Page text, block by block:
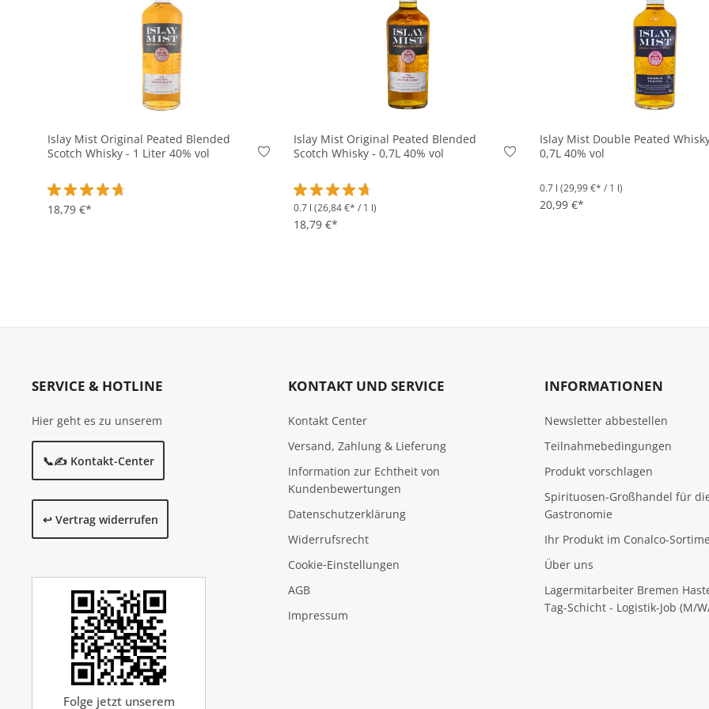
Islay Mist Original Peated Blended
Scotch Whisky - 1 Liter 40% vol
Durchschnittliche Bewertung von 4.8 von 5 Sternen
18,79 €*
In den Korb
Islay Mist Original Peated Blended
Scotch Whisky - 0,7L 40% vol
Durchschnittliche Bewertung von 4.8 von 5 Sternen
0.7 l (26,84 €* / 1 l)
18,79 €*
In den Korb
Islay Mist Double Peated
0,7L 40% vol
0.7 l (29,99 €* / 1 l)
20,99 €*
In den Korb
SERVICE & HOTLINE
Hier geht es zu unserem
📞✍️ Kontakt-Center
↩️ Vertrag widerrufen
Folge jetzt unserem
KONTAKT UND SERVICE
Kontakt Center
Versand, Zahlung & Lieferung
Information zur Echtheit von
Kundenbewertungen
Datenschutzerklärung
Widerrufsrecht
Cookie‑Einstellungen
AGB
Impressum
INFORMATIONEN
Newsletter abbestellen
Teilnahmebedingungen
Produkt vorschlagen
Spirituosen-Großhandel für
Gastronomie
Ihr Produkt im Conalco-
Über uns
Lagermitarbeiter Bremen
Tag-Schicht - Logistik-Job (M/